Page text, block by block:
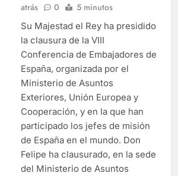
atrás
0 5 minutos
Su Majestad el Rey ha presidido
la clausura de la VIII
Conferencia de Embajadores de
España, organizada por el
Ministerio de Asuntos
Exteriores, Unión Europea y
Cooperación, y en la que han
participado los jefes de misión
de España en el mundo. Don
Felipe ha clausurado, en la sede
del Ministerio de Asuntos